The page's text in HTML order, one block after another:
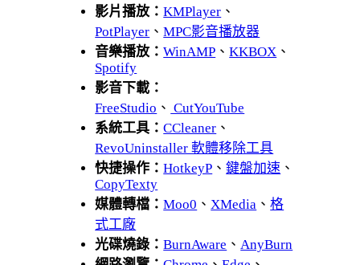
影片播放：KMPlayer 、
PotPlayer 、MPC影音播放器
音樂播放：WinAMP 、KKBOX 、
Spotify
影音下載：
FreeStudio 、 CutYouTube
系統工具：CCleaner 、
RevoUninstaller 軟體移除工具
快捷操作：HotkeyP 、鍵盤加速 、
CopyTexty
媒體轉檔：Moo0 、 XMedia 、格
式工廠
光碟燒錄：BurnAware 、 AnyBurn